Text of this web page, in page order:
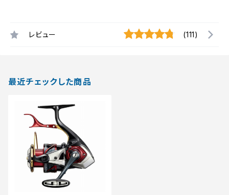
レビュー (111)
最近チェックした商品